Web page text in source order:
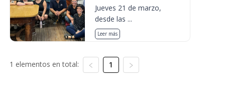
Jueves 21 de marzo,
desde las ...
Leer más
1 elementos en total: 1